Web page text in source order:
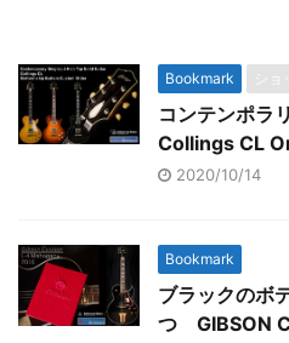
Bookmark シ
コンテンポラ
Collings CL
2020/10/14
Bookmark
ブラックのボ
つ GIBSON